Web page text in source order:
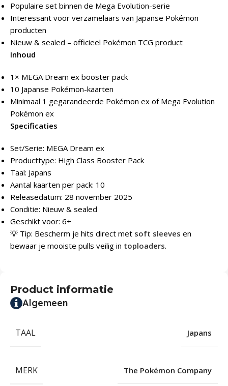
Populaire set binnen de Mega Evolution-serie
Interessant voor verzamelaars van Japanse Pokémon
producten
Nieuw & sealed – officieel Pokémon TCG product
Inhoud
1× MEGA Dream ex booster pack
10 Japanse Pokémon-kaarten
Minimaal 1 gegarandeerde Pokémon ex of Mega Evolution
Pokémon ex
Specificaties
Set/Serie: MEGA Dream ex
Producttype: High Class Booster Pack
Taal: Japans
Aantal kaarten per pack: 10
Releasedatum: 28 november 2025
Conditie: Nieuw & sealed
Geschikt voor: 6+
💡 Tip: Bescherm je hits direct met soft sleeves en
bewaar je mooiste pulls veilig in toploaders.
Product informatie
Algemeen
TAAL Japans
MERK The Pokémon Company